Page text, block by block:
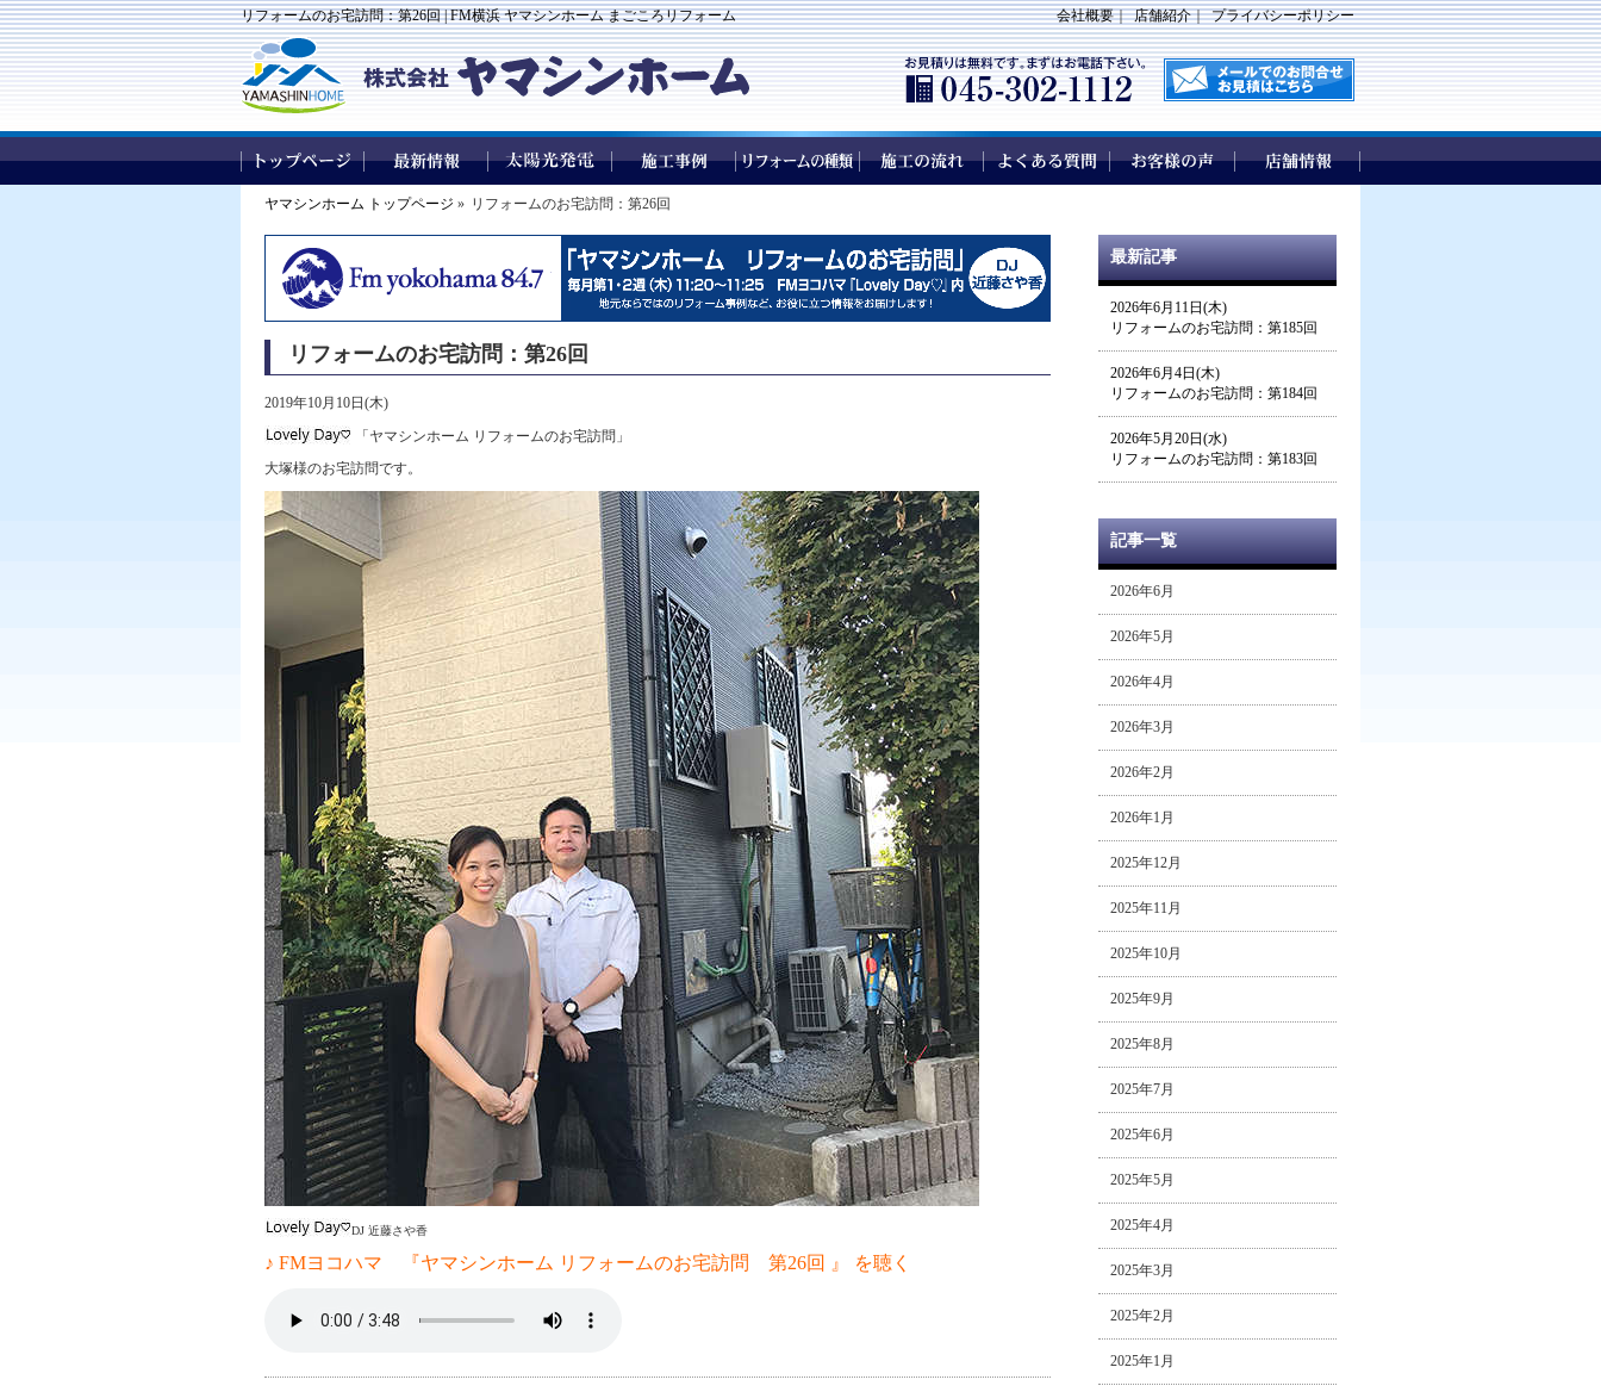
リフォームのお宅訪問：第26回 | FM横浜 ヤマシンホーム まごころリフォーム 会社概要｜ 店舗紹介｜ プライバシーポリシー
ヤマシンホーム トップページ » リフォームのお宅訪問：第26回
リフォームのお宅訪問：第26回
2019年10月10日(木)
「ヤマシンホーム リフォームのお宅訪問」
大塚様のお宅訪問です。
DJ 近藤さや香
♪ FMヨコハマ 『ヤマシンホーム リフォームのお宅訪問 第26回 』 を聴く
最新記事
2026年6月11日(木)
リフォームのお宅訪問：第185回
2026年6月4日(木)
リフォームのお宅訪問：第184回
2026年5月20日(水)
リフォームのお宅訪問：第183回
記事一覧
2026年6月
2026年5月
2026年4月
2026年3月
2026年2月
2026年1月
2025年12月
2025年11月
2025年10月
2025年9月
2025年8月
2025年7月
2025年6月
2025年5月
2025年4月
2025年3月
2025年2月
2025年1月